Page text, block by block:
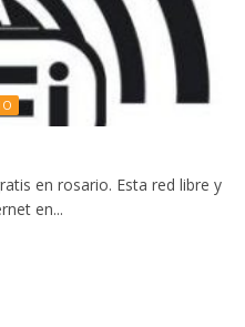
en rosario. Esta red libre y
en...